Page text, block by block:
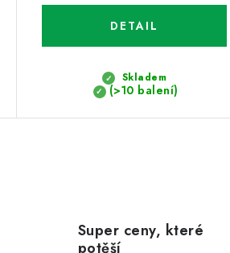
Skladem
(>10 balení)
Super ceny, které
potěší